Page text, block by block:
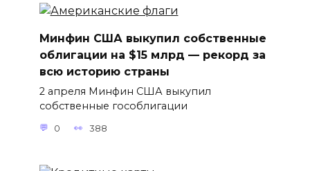
Минфин США выкупил собственные
облигации на $15 млрд — рекорд за
всю историю страны
2 апреля Минфин США выкупил
собственные гособлигации
0 388